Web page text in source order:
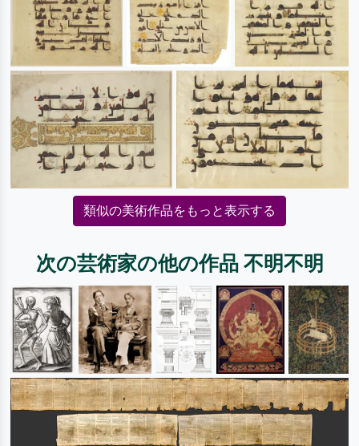
類似の美術作品をもっと表示する
次の芸術家の他の作品 不明不明